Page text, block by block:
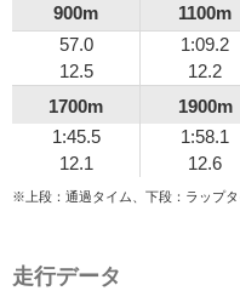
900m
1100m
57.0
12.5
1:09.2
12.2
1700m
1900m
1:45.5
12.1
1:58.1
12.6
※上段：通過タイム、下段：ラップタ
走行データ